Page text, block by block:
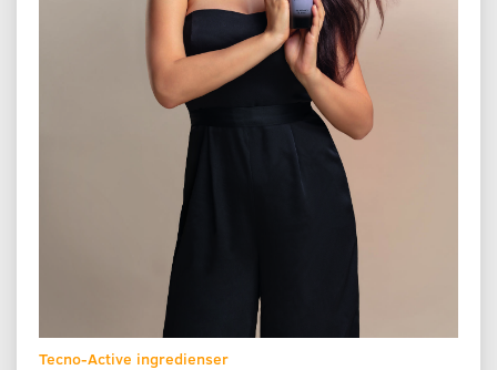
Tecno-Active ingredienser